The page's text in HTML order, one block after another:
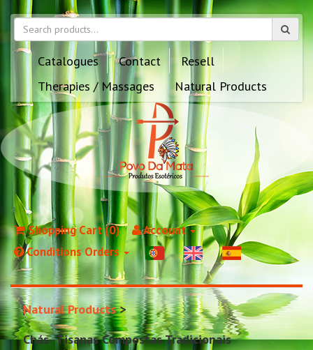
Catalogues Contact
Resell
Therapies / Massages
Natural Products
Shopping Cart (0)
Account
Conditions Orders
Natural Products
Chás- Tisanas Compostas Tradicionais